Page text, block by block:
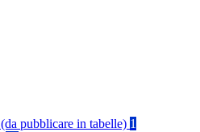
pubblicare in tabelle) 1